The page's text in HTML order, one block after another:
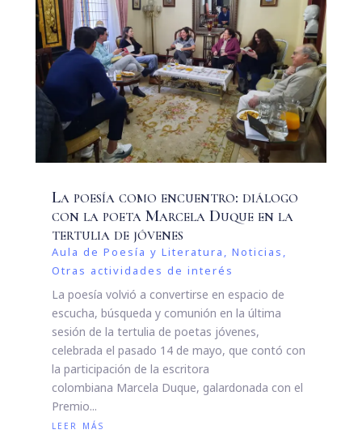
La poesía como encuentro: diálogo
con la poeta Marcela Duque en la
tertulia de jóvenes
Aula de Poesía y Literatura , Noticias ,
Otras actividades de interés
La poesía volvió a convertirse en espacio de
escucha, búsqueda y comunión en la última
sesión de la tertulia de poetas jóvenes,
celebrada el pasado 14 de mayo, que contó con
la participación de la escritora
colombiana Marcela Duque, galardonada con el
Premio...
leer más